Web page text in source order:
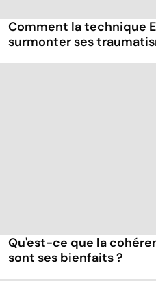
Comment la technique
surmonter ses
Qu'est-ce que la
sont ses bienfaits ?